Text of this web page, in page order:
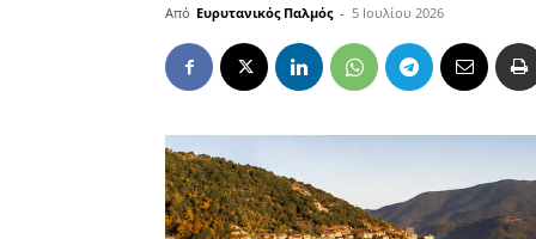
Από Ευρυτανικός Παλμός - 5 Ιουλίου 2026